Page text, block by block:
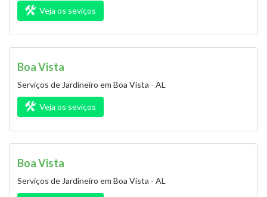
Veja os seviços
Boa Vista
Serviços de Jardineiro em Boa Vista - AL
Veja os seviços
Boa Vista
Serviços de Jardineiro em Boa Vista - AL